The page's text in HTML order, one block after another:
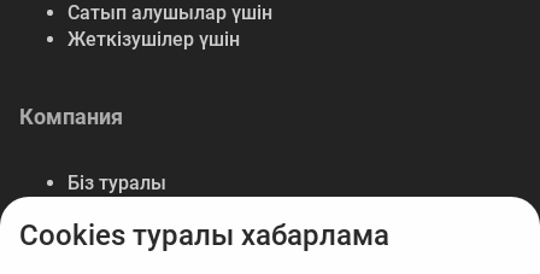
Сатып алушылар үшін
Жеткізушілер үшін
Компания
Біз туралы
Деректемелер
Cookies туралы хабарлама